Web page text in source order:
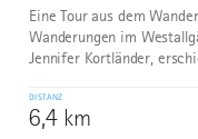
Eine Tour aus dem
Wanderungen im
Jennifer Kortländer,
DISTANZ
6,4 km